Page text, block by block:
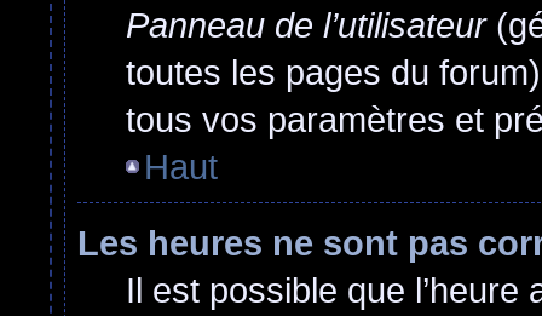
Panneau de l’utilisateur
toutes les pages du
tous vos paramètres et
Haut
Les heures ne sont pas
Il est possible que